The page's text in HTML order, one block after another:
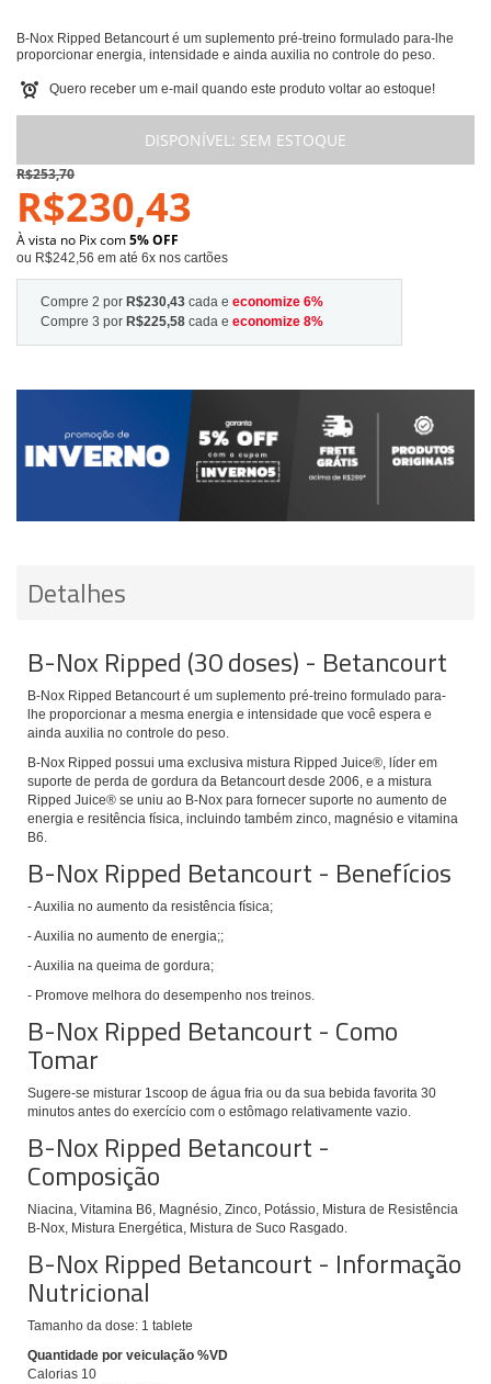
B-Nox Ripped Betancourt é um suplemento pré-treino formulado para-lhe
proporcionar energia, intensidade e ainda auxilia no controle do peso.
Quero receber um e-mail quando este produto voltar ao estoque!
DISPONÍVEL: SEM ESTOQUE
R$253,70
R$230,43
À vista no Pix com5% OFF
ou R$242,56 em até 6x nos cartões
Compre 2 por R$230,43 cada e economize 6%
Compre 3 por R$225,58 cada e economize 8%
Detalhes
B-Nox Ripped (30 doses) - Betancourt
B-Nox Ripped Betancourt é um suplemento pré-treino formulado para-
lhe proporcionar a mesma energia e intensidade que você espera e
ainda auxilia no controle do peso.
B-Nox Ripped possui uma exclusiva mistura Ripped Juice®, líder em
suporte de perda de gordura da Betancourt desde 2006, e a mistura
Ripped Juice® se uniu ao B-Nox para fornecer suporte no aumento de
energia e resitência física, incluindo também zinco, magnésio e vitamina
B6.
B-Nox Ripped Betancourt - Benefícios
- Auxilia no aumento da resistência física;
- Auxilia no aumento de energia;;
- Auxilia na queima de gordura;
- Promove melhora do desempenho nos treinos.
B-Nox Ripped Betancourt - Como
Tomar
Sugere-se misturar 1scoop de água fria ou da sua bebida favorita 30
minutos antes do exercício com o estômago relativamente vazio.
B-Nox Ripped Betancourt -
Composição
Niacina, Vitamina B6, Magnésio, Zinco, Potássio, Mistura de Resistência
B-Nox, Mistura Energética, Mistura de Suco Rasgado.
B-Nox Ripped Betancourt - Informação
Nutricional
Tamanho da dose: 1 tablete
Quantidade por veiculação %VD
Calorias 10